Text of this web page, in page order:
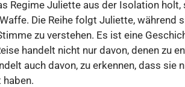
Regime Juliette aus der Isolation holt,
Die Reihe folgt Juliette, während
zu verstehen. Es ist eine
handelt nicht nur davon, denen zu
auch davon, zu erkennen, dass sie